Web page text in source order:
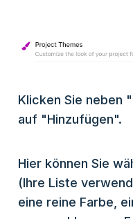
Klicken Sie neben
auf "Hinzufügen".
Hier können Sie
(Ihre Liste
eine reine Farbe,